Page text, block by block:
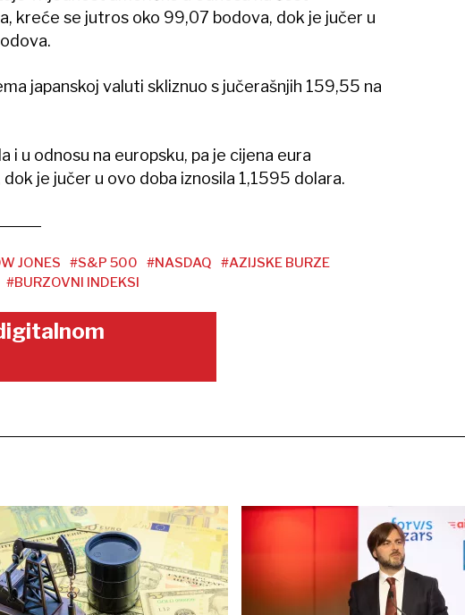
kreće se jutros oko 99,07 bodova, dok je jučer u
japanskoj valuti skliznuo s jučerašnjih 159,55 na
i u odnosu na europsku, pa je cijena eura
je jučer u ovo doba iznosila 1,1595 dolara.
JONES #S&P 500 #NASDAQ
#AZIJSKE BURZE
#BURZOVNI INDEKSI